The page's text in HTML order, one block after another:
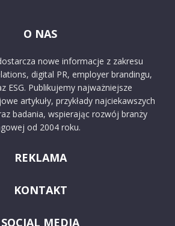
O NAS
nowe informacje z zakresu
digital PR, employer brandingu,
ESG. Publikujemy najważniejsze
artykuły, przykłady najciekawszych
badania, wspierając rozwój branży
od 2004 roku.
REKLAMA
KONTAKT
SOCIAL MEDIA